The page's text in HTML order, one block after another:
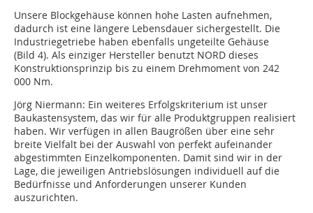
Unsere Blockgehäuse können hohe Lasten aufnehmen,
dadurch ist eine längere Lebensdauer sichergestellt. Die
Industriegetriebe haben ebenfalls ungeteilte Gehäuse
(Bild 4). Als einziger Hersteller benutzt NORD dieses
Konstruktionsprinzip bis zu einem Drehmoment von 242
000 Nm.
Jörg Niermann: Ein weiteres Erfolgskriterium ist unser
Baukastensystem, das wir für alle Produktgruppen realisiert
haben. Wir verfügen in allen Baugrößen über eine sehr
breite Vielfalt bei der Auswahl von perfekt aufeinander
abgestimmten Einzelkomponenten. Damit sind wir in der
Lage, die jeweiligen Antriebslösungen individuell auf die
Bedürfnisse und Anforderungen unserer Kunden
auszurichten.